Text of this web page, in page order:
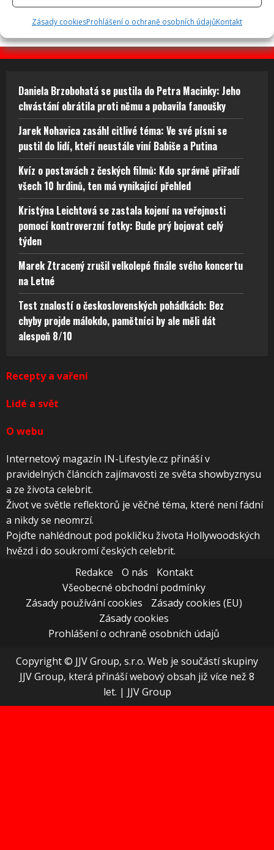
Zásady cookiesProhlášení o ochraně osobních údajůKontakt
Daniela Brzobohatá se pustila do Petra Macinky: Jeho
chvástání obrátila proti němu a pobavila fanoušky
Jarek Nohavica zasáhl citlivé téma: Ve své písni se
pustil do lidí, kteří neustále viní Babiše a Putina
Kvíz o postavách z českých filmů: Kdo správně přiřadí
všech 10 hrdinů, ten má vynikající přehled
Kristýna Leichtová se zastala kojení na veřejnosti
pomocí kontroverzní fotky: Bude prý bojovat celý
týden
Marek Ztracený zrušil velkolepé finále svého koncertu
na Letné
Test znalostí o československých pohádkách: Bez
chyby projde málokdo, pamětníci by ale měli dát
alespoň 8/10
Recepty a vaření
Lidé a svět
O webu
Internetový magazín IN-Lifestyle.cz přináší v
pravidelných článcích zajímavosti ze světa showbyznysu
a ze života celebrit.
Život ve světle reflektorů je věčné téma, které není fádní
a nikdy se neomrzí.
Pojďte nahlédnout pod pokličku života Hollywoodských
hvězd i do soukromí českých celebrit.
Redakce
O nás
Kontakt
Všeobecné obchodní podmínky
Zásady používání cookies
Zásady cookies (EU)
Zásady cookies
Prohlášení o ochraně osobních údajů
Copyright © JJV Group, s.r.o. Web je součástí skupiny
JJV Group, která přináší webový obsah již více než 8
let. | JJV Group